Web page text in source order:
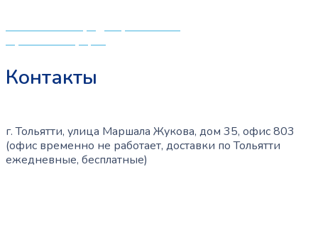
Политика конфиденциальности
Публичная оферта
Контакты
г. Тольятти, улица Маршала Жукова, дом 35, офис 803
(офис временно не работает, доставки по Тольятти
ежедневные, бесплатные)